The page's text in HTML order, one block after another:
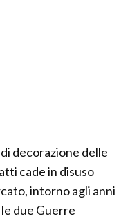
decorazione delle
cade in disuso
intorno agli anni
due Guerre